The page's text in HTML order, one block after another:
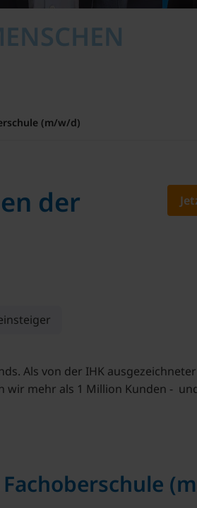
(m/w/d)
der
Als von der IHK ausgezeichneter
mehr als 1 Million Kunden -